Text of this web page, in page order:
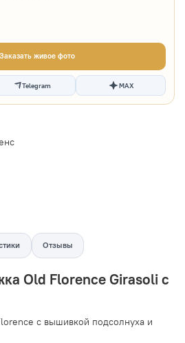
Заказать живое фото
Telegram MAX
Отзывы
Old Florence Girasoli с
с вышивкой подсолнуха и